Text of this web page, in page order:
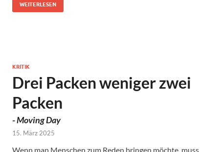
WEITERLESEN
KRITIK
Drei Packen weniger zwei
Packen
-Moving Day
15. März 2025
Wenn man Menschen zum Reden bringen möchte, muss